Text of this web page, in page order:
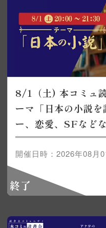
8/1（土) 本コミュ
ーマ「日本の小説を
ー、恋愛、SFなど
開催日時：2026年08月
終了